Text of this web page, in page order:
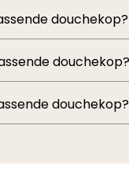
douchekop?